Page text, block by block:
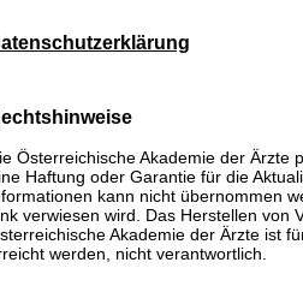
Österreichische Akademie der Ärzte
Haftung oder Garantie für die
kann nicht übernommen
verwiesen wird. Das Herstellen von
Akademie der Ärzte ist
werden, nicht verantwortlich.